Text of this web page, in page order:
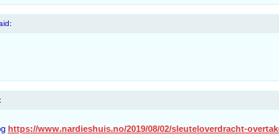
https://www.nardieshuis.no/2019/08/02/sleuteloverdracht-